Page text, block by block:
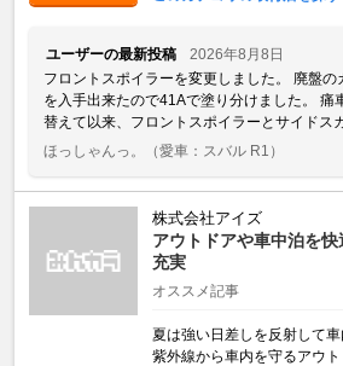
ユーザーの最新投稿
2026年8月8日
フロントスポイラーを変更しました。 廃盤の
を入手出来たので41Aで塗り分けました。 痛
替えて以来、フロントスポイラーとサイドス
ほっしゃんっ。
（愛車：スバル R1）
株式会社アイズ
アウトドアや車中泊を
充実
オススメ記事
夏は強い日差しを反射して車
紫外線から車内を守るアウ